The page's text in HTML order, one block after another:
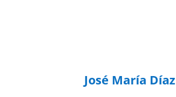
José María Díaz